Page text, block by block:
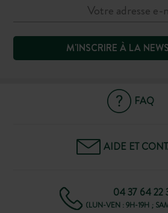
M'INSCRIRE À LA
FAQ
AIDE ET
04 37 64 22
(LUN-VEN : 9H-19H ;